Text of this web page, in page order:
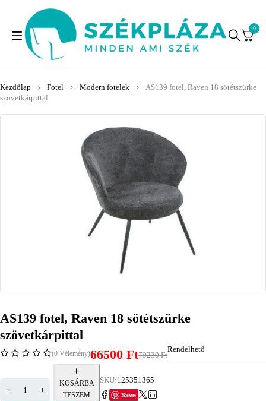
0
Kezdőlap Fotel Modern fotelek
AS139 fotel, Raven 18 sötétszürke
szövetkárpittal
AS139 fotel, Raven 18 sötétszürke
szövetkárpittal
(0 Vélemény) 79230Ft
66500 Ft Rendelhető
KOSÁRBA
TESZEM
SKU:125351365
Save